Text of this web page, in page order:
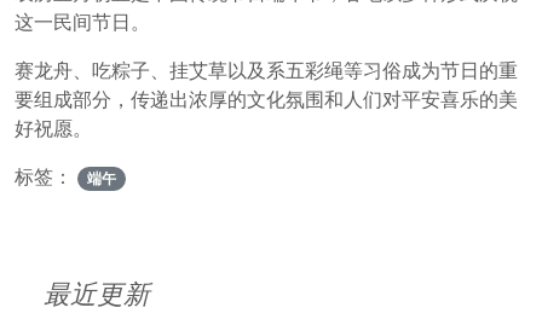
这一民间节日。
赛龙舟、吃粽子、挂艾草以及系五彩绳等习俗成为节日的重
要组成部分，传递出浓厚的文化氛围和人们对平安喜乐的美
好祝愿。
标签：
端午
最近更新